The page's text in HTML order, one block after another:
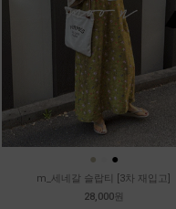
● ●
m_세네갈 슬랍티 [3차 재입고]
28,000원